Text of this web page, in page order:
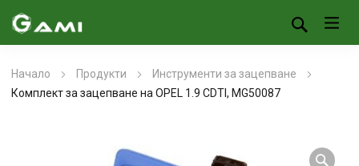
Начало Продукти
Инструменти за зацепване
Комплект за зацепване на OPEL 1.9 CDTI, MG50087